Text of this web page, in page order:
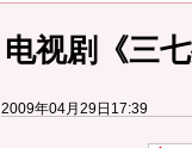
电视剧《三
2009年04月29日17:39